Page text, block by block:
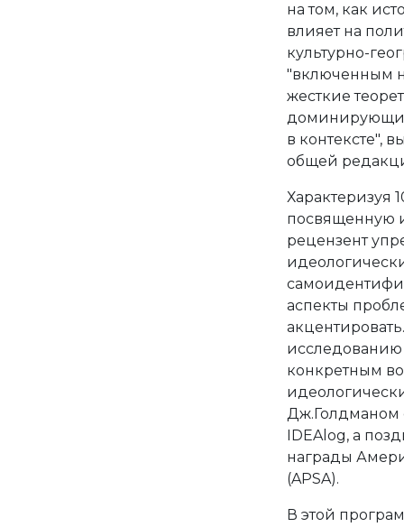
на том, как
влияет на
культурно-
"включенным
жесткие
в контексте",
общей
Характеризуя
посвященную
рецензент
аспекты
конкретным
Дж.Голдманом
IDEAlog, а
награды
(APSA).
В этой